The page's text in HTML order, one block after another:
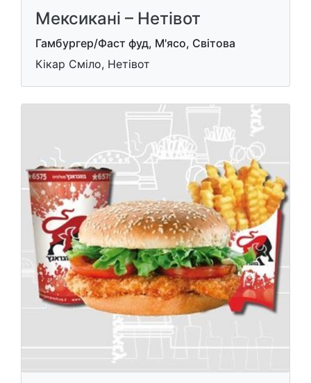
Мексикані – Нетівот
Гамбургер/Фаст фуд, М'ясо, Світова
Кікар Сміло, Нетівот